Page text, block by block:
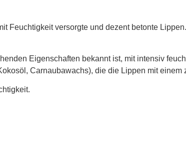
Feuchtigkeit versorgte und dezent betonte Lippen.
Eigenschaften bekannt ist, mit intensiv
Carnaubawachs), die die Lippen mit